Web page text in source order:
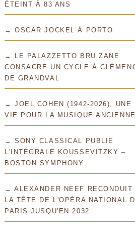
ÉTEINT À 83 ANS
→ OSCAR JOCKEL À PORTO
→ LE PALAZZETTO BRU ZANE
CONSACRE UN CYCLE À
DE GRANDVAL
→ JOEL COHEN (1942-2026), UNE
VIE POUR LA MUSIQUE ANCIENNE
→ SONY CLASSICAL PUBLIE
L'INTÉGRALE KOUSSEVITZKY –
BOSTON SYMPHONY
→ ALEXANDER NEEF RECONDUIT
LA TÊTE DE L'OPÉRA NATIONAL
PARIS JUSQU'EN 2032